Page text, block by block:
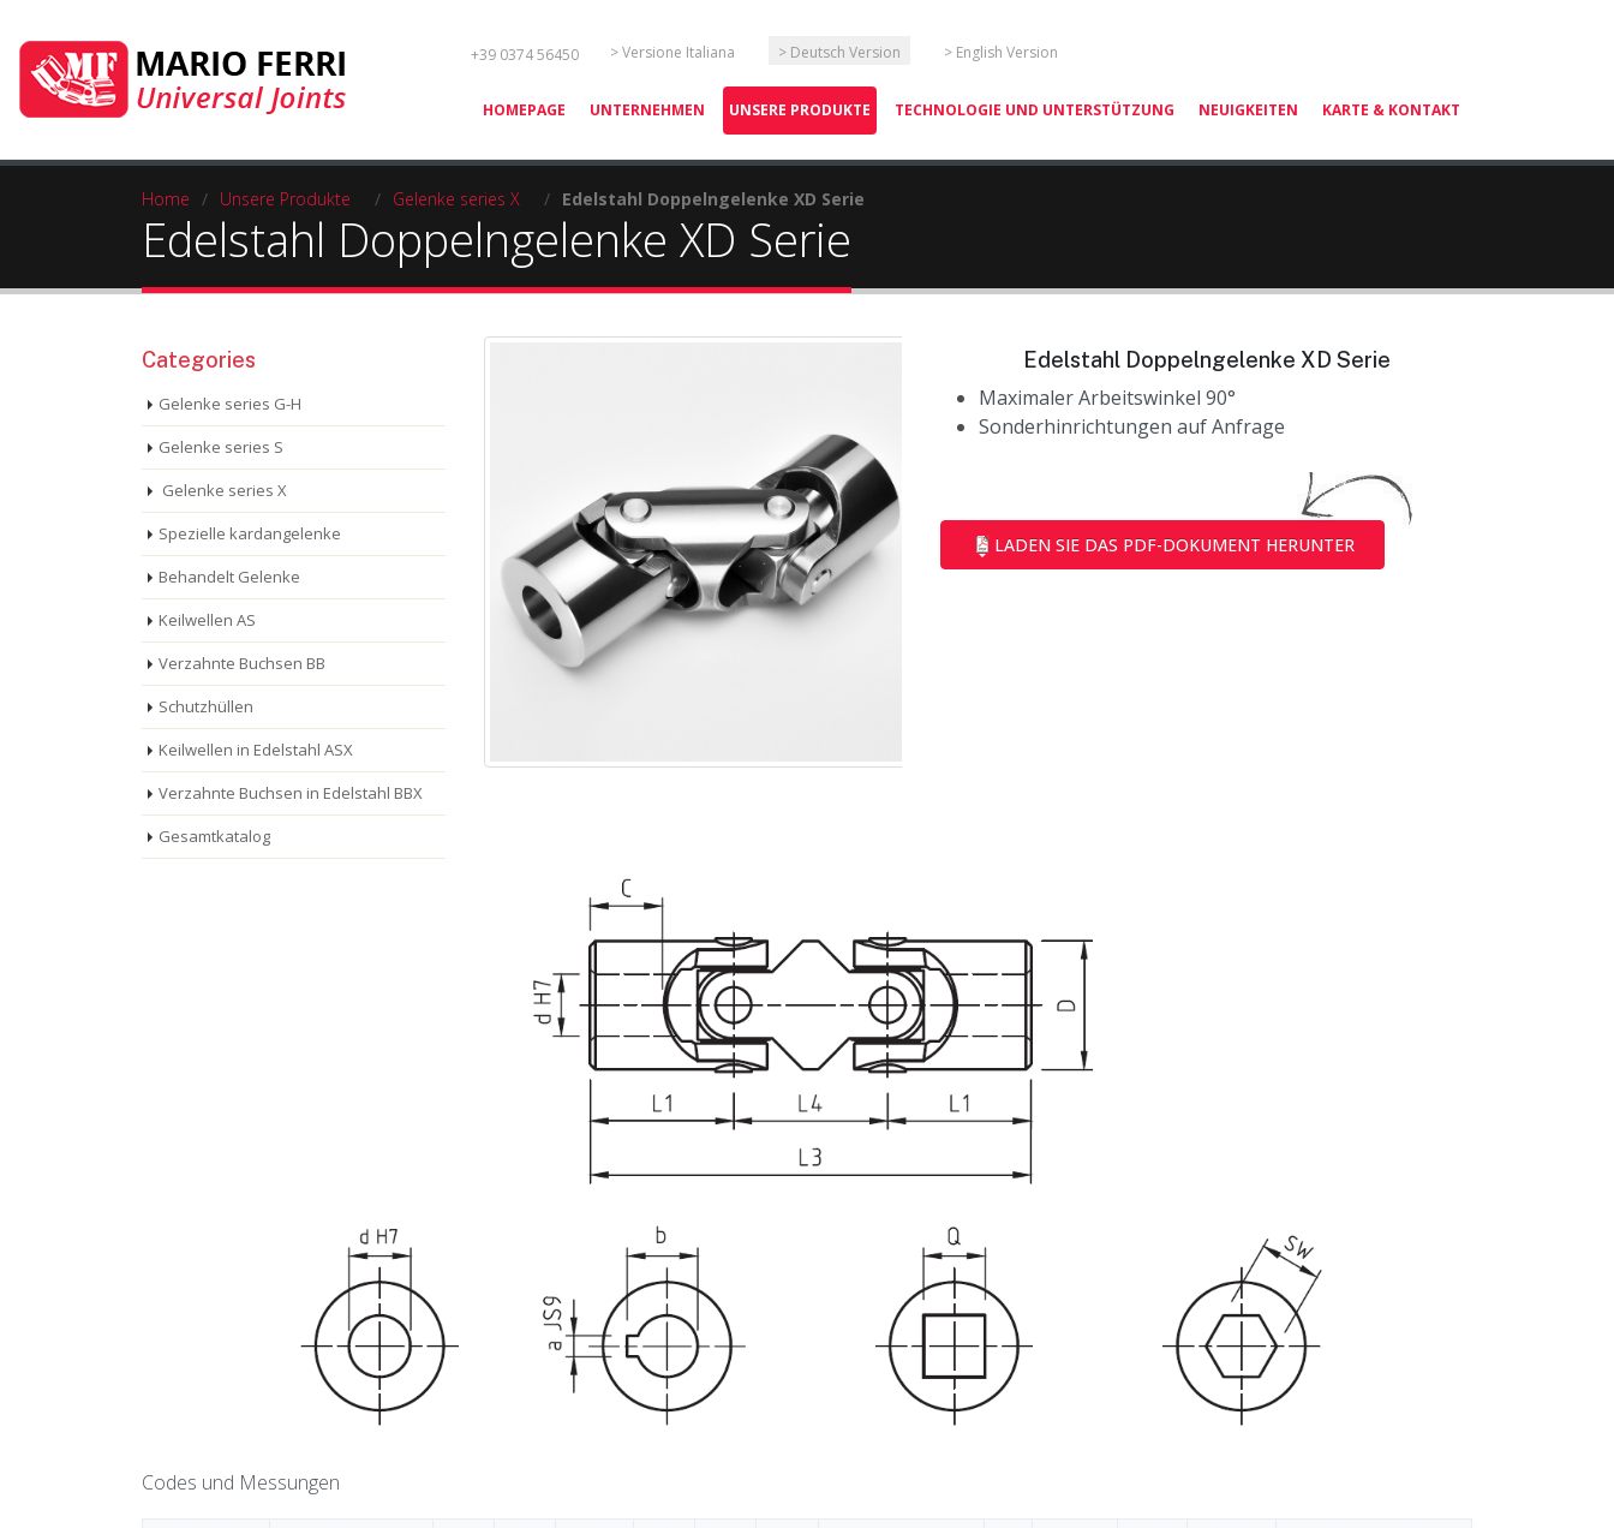
+39 0374 56450 Sprache auswählen
> Versione Italiana > Deutsch Version > English Version
HOMEPAGE UNTERNEHMEN UNSERE PRODUKTE TECHNOLOGIE UND UNTERSTÜTZUNG NEUIGKEITEN KARTE & KONTAKT
Home / Unsere Produkte / Gelenke series X / Edelstahl Doppelngelenke XD Serie
Edelstahl Doppelngelenke XD Serie
Categories
Gelenke series G-H
Gelenke series S
Gelenke series X
Spezielle kardangelenke
Behandelt Gelenke
Keilwellen AS
Verzahnte Buchsen BB
Schutzhüllen
Keilwellen in Edelstahl ASX
Verzahnte Buchsen in Edelstahl BBX
Gesamtkatalog
Edelstahl Doppelngelenke XD Serie
Maximaler Arbeitswinkel 90°
Sonderhinrichtungen auf Anfrage
LADEN SIE DAS PDF-DOKUMENT HERUNTER
Codes und Messungen